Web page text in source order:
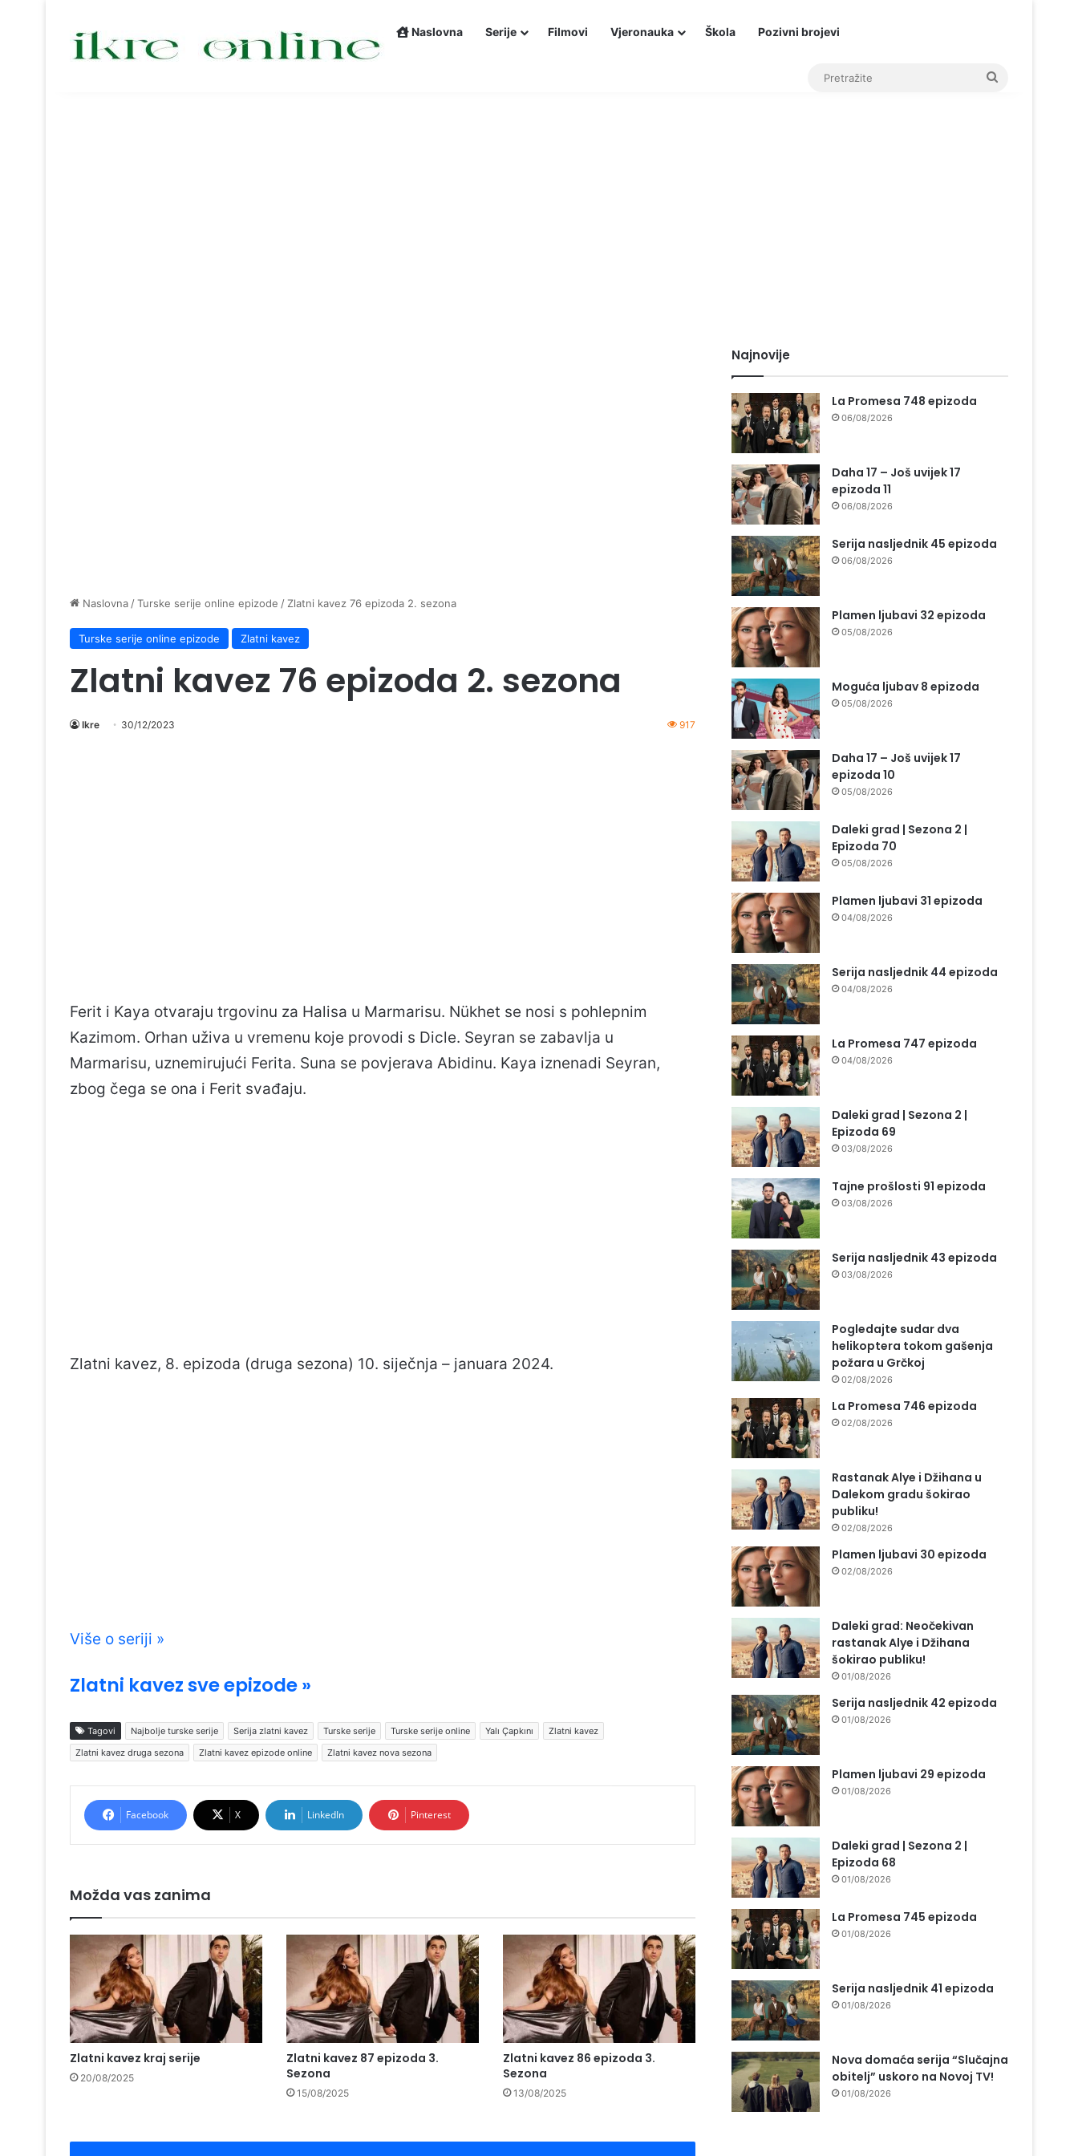
Naslovna Serije Filmovi Vjeronauka Škola Pozivni brojevi
Naslovna /Turske serije online epizode / Zlatni kavez 76 epizoda 2. sezona
Turske serije online epizode Zlatni kavez
Zlatni kavez 76 epizoda 2. sezona
Ikre 30/12/2023 917
Ferit i Kaya otvaraju trgovinu za Halisa u Marmarisu. Nükhet se nosi s pohlepnim
Kazimom. Orhan uživa u vremenu koje provodi s Dicle. Seyran se zabavlja u
Marmarisu, uznemirujući Ferita. Suna se povjerava Abidinu. Kaya iznenadi Seyran,
zbog čega se ona i Ferit svađaju.
Zlatni kavez, 8. epizoda (druga sezona) 10. siječnja – januara 2024.
Više o seriji »
Zlatni kavez sve epizode »
Tagovi Najbolje turske serije Serija zlatni kavez Turske serije Turske serije online Yalı Çapkını
Zlatni kavez
Zlatni kavez druga sezona
Zlatni kavez epizode online Zlatni kavez nova sezona
Facebook X LinkedIn Pinterest
Možda vas zanima
Zlatni kavez kraj serije
20/08/2025
Zlatni kavez 87 epizoda 3.
Sezona
15/08/2025
Zlatni kavez 86 epizoda 3.
Sezona
13/08/2025
Najnovije
La Promesa 748 epizoda
06/08/2026
Daha 17 – Još uvijek 17
epizoda 11
06/08/2026
Serija nasljednik 45 epizoda
06/08/2026
Plamen ljubavi 32 epizoda
05/08/2026
Moguća ljubav 8 epizoda
05/08/2026
Daha 17 – Još uvijek 17
epizoda 10
05/08/2026
Daleki grad | Sezona 2 |
Epizoda 70
05/08/2026
Plamen ljubavi 31 epizoda
04/08/2026
Serija nasljednik 44 epizoda
04/08/2026
La Promesa 747 epizoda
04/08/2026
Daleki grad | Sezona 2 |
Epizoda 69
03/08/2026
Tajne prošlosti 91 epizoda
03/08/2026
Serija nasljednik 43 epizoda
03/08/2026
Pogledajte sudar dva
helikoptera tokom gašenja
požara u Grčkoj
02/08/2026
La Promesa 746 epizoda
02/08/2026
Rastanak Alye i Džihana u
Dalekom gradu šokirao
publiku!
02/08/2026
Plamen ljubavi 30 epizoda
02/08/2026
Daleki grad: Neočekivan
rastanak Alye i Džihana
šokirao publiku!
01/08/2026
Serija nasljednik 42 epizoda
01/08/2026
Plamen ljubavi 29 epizoda
01/08/2026
Daleki grad | Sezona 2 |
Epizoda 68
01/08/2026
La Promesa 745 epizoda
01/08/2026
Serija nasljednik 41 epizoda
01/08/2026
Nova domaća serija “Slučajna
obitelj” uskoro na Novoj TV!
01/08/2026